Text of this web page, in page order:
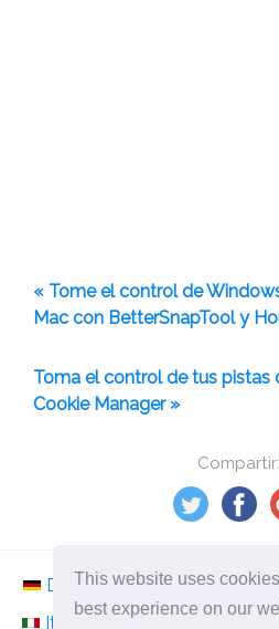
This website uses
best experience on our
Compartir:
« Tome el control de
Mac con BetterSnapTool y
Toma el control de tus pistas
Cookie Manager »
Deutsch Nederlands
Italiano